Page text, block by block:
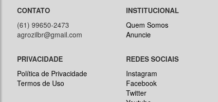
CONTATO
(61) 99650-2473
agrozilbr@gmail.com
INSTITUCIONAL
Quem Somos
Anuncie
PRIVACIDADE
Política de Privacidade
Termos de Uso
REDES SOCIAIS
Instagram
Facebook
Twitter